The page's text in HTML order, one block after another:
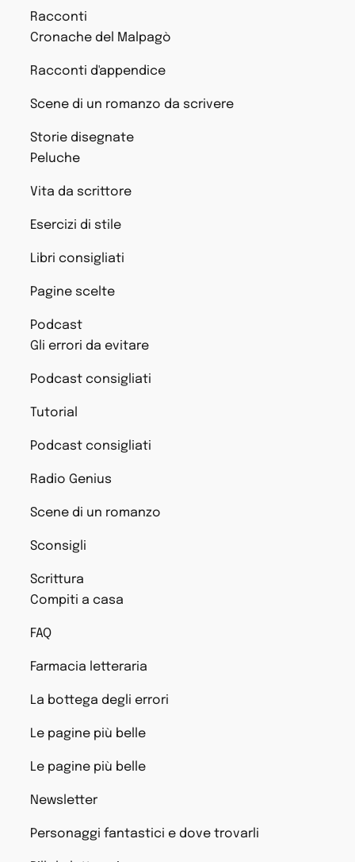
Racconti
Cronache del Malpagò
Racconti d'appendice
Scene di un romanzo da scrivere
Storie disegnate
Peluche
Vita da scrittore
Esercizi di stile
Libri consigliati
Pagine scelte
Podcast
Gli errori da evitare
Podcast consigliati
Tutorial
Podcast consigliati
Radio Genius
Scene di un romanzo
Sconsigli
Scrittura
Compiti a casa
FAQ
Farmacia letteraria
La bottega degli errori
Le pagine più belle
Le pagine più belle
Newsletter
Personaggi fantastici e dove trovarli